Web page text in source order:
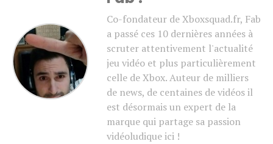
Co-fondateur de Xboxsquad.fr, Fab
a passé ces 10 dernières années à
scruter attentivement l'actualité
jeu vidéo et plus particulièrement
celle de Xbox. Auteur de milliers
de news, de centaines de vidéos il
est désormais un expert de la
marque qui partage sa passion
vidéoludique ici !